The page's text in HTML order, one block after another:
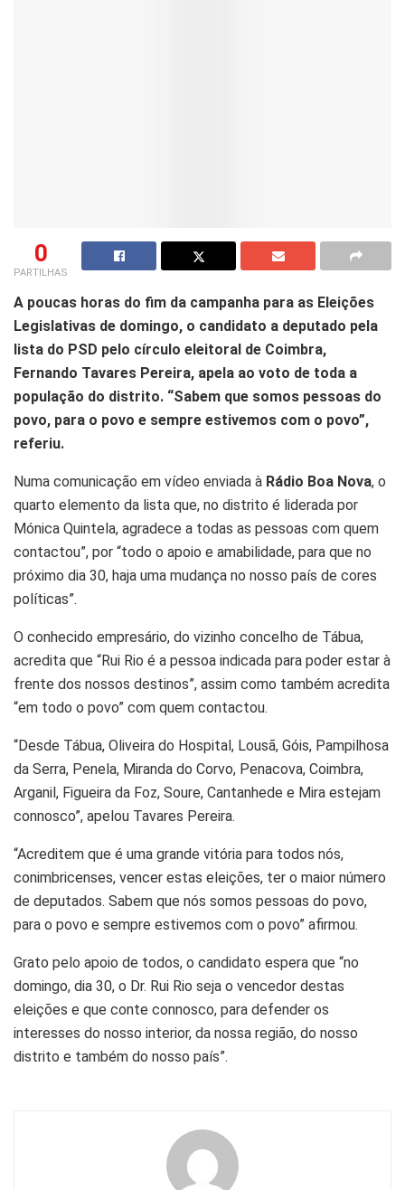
0
PARTILHAS
A poucas horas do fim da campanha para as Eleições
Legislativas de domingo, o candidato a deputado pela
lista do PSD pelo círculo eleitoral de Coimbra,
Fernando Tavares Pereira, apela ao voto de toda a
população do distrito. “Sabem que somos pessoas do
povo, para o povo e sempre estivemos com o povo”,
referiu.
Numa comunicação em vídeo enviada à Rádio Boa Nova, o
quarto elemento da lista que, no distrito é liderada por
Mónica Quintela, agradece a todas as pessoas com quem
contactou”, por “todo o apoio e amabilidade, para que no
próximo dia 30, haja uma mudança no nosso país de cores
políticas”.
O conhecido empresário, do vizinho concelho de Tábua,
acredita que “Rui Rio é a pessoa indicada para poder estar à
frente dos nossos destinos”, assim como também acredita
“em todo o povo” com quem contactou.
“Desde Tábua, Oliveira do Hospital, Lousã, Góis, Pampilhosa
da Serra, Penela, Miranda do Corvo, Penacova, Coimbra,
Arganil, Figueira da Foz, Soure, Cantanhede e Mira estejam
connosco”, apelou Tavares Pereira.
“Acreditem que é uma grande vitória para todos nós,
conimbricenses, vencer estas eleições, ter o maior número
de deputados. Sabem que nós somos pessoas do povo,
para o povo e sempre estivemos com o povo” afirmou.
Grato pelo apoio de todos, o candidato espera que “no
domingo, dia 30, o Dr. Rui Rio seja o vencedor destas
eleições e que conte connosco, para defender os
interesses do nosso interior, da nossa região, do nosso
distrito e também do nosso país”.